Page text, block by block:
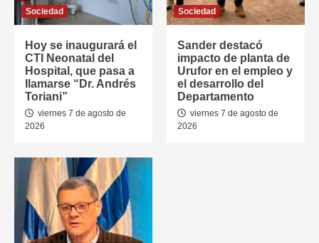
Sociedad
Hoy se inaugurará el
CTI Neonatal del
Hospital, que pasa a
llamarse “Dr. Andrés
Toriani”
viernes 7 de agosto de
2026
Sociedad
Sander destacó
impacto de planta de
Urufor en el empleo y
el desarrollo del
Departamento
viernes 7 de agosto de
2026